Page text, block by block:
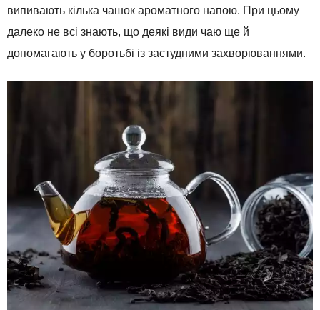
випивають кілька чашок ароматного напою. При цьому
далеко не всі знають, що деякі види чаю ще й
допомагають у боротьбі із застудними захворюваннями.